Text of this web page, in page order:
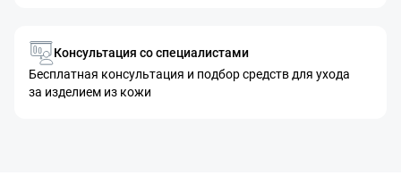
Консультация со специалистами
Бесплатная консультация и подбор средств для ухода
за изделием из кожи